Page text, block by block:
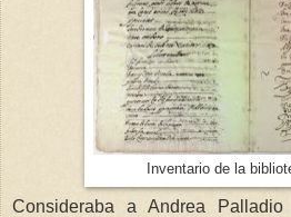
Inventario de la
Consideraba a Andrea